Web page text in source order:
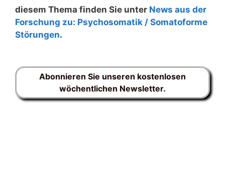
diesem Thema finden Sie unter News aus der
Forschung zu: Psychosomatik / Somatoforme
Störungen.
Abonnieren Sie unseren kostenlosen
wöchentlichen Newsletter.